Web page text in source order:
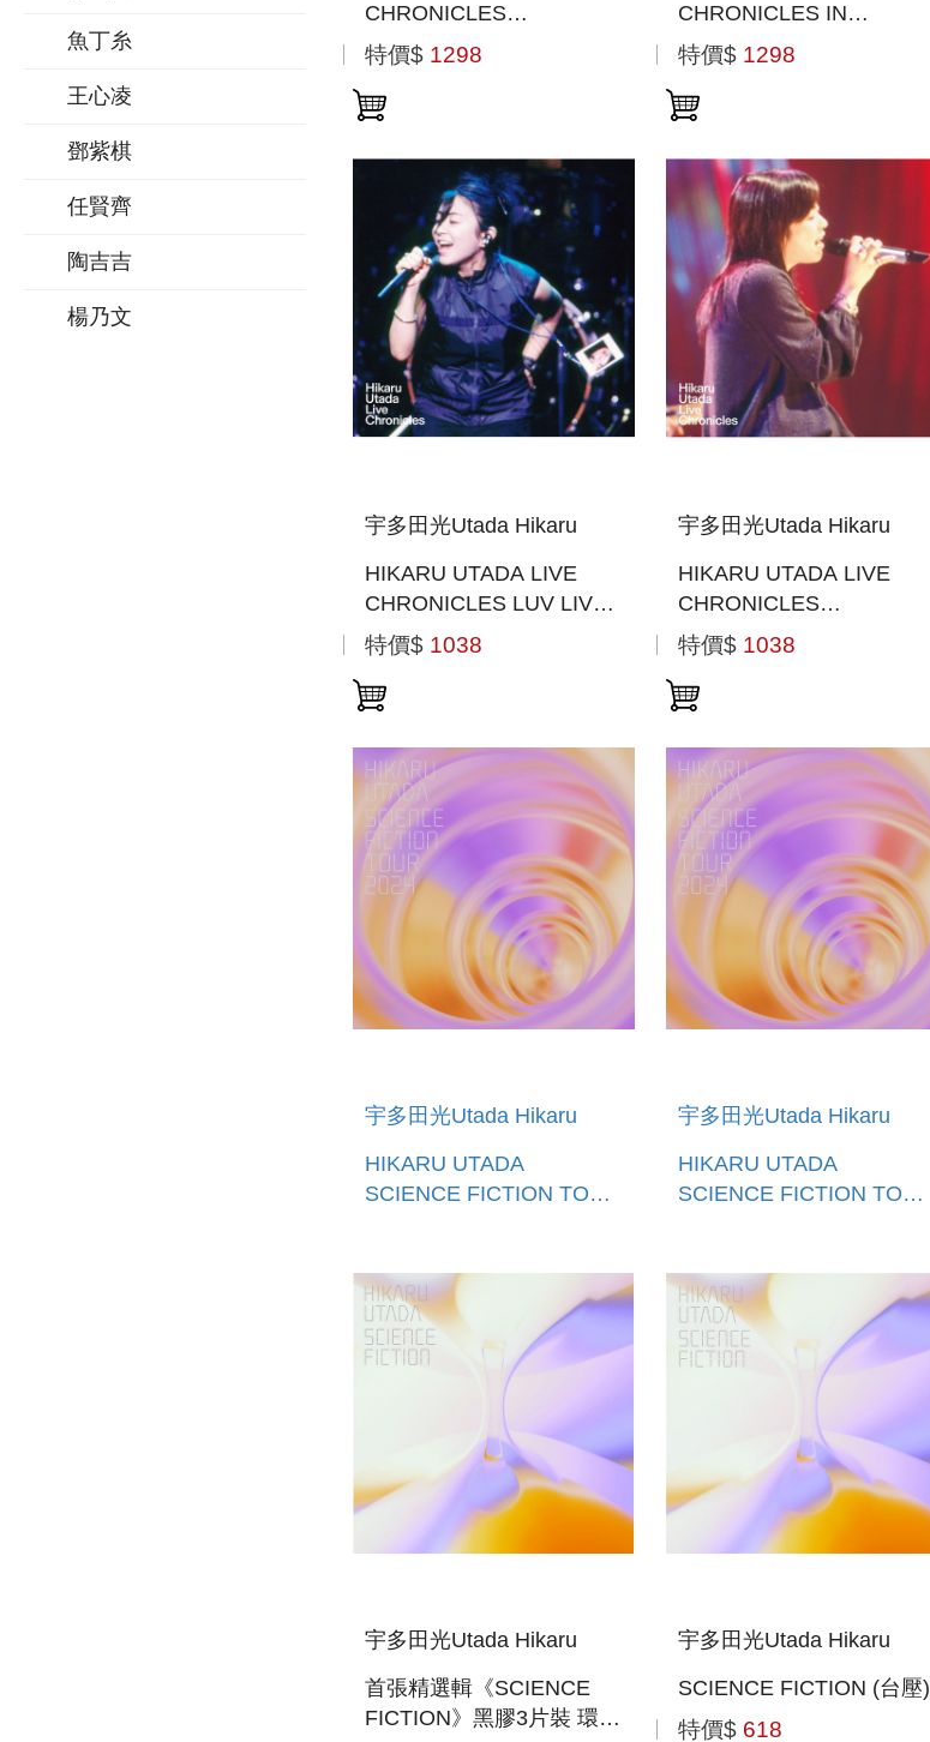
魚丁糸
王心凌
鄧紫棋
任賢齊
陶吉吉
楊乃文
CHRONICLES
BOHEMIAN SUMMER
2000 (日本進口版((BLU-
RAY))
特價$ 1298
CHRONICLES IN
BUDOKAN 2004 (日本進
口版(BLU-RAY))
特價$ 1298
宇多田光Utada Hikaru
HIKARU UTADA LIVE
CHRONICLES LUV LIVE
(1999) (日本進口版(BLU-
RAY))
特價$ 1038
宇多田光Utada Hikaru
HIKARU UTADA LIVE
CHRONICLES
UNPLUGGED (2001) (日
本進口BLU-RAY)
特價$ 1038
宇多田光Utada Hikaru
HIKARU UTADA
SCIENCE FICTION TOUR
RAY+2CD+SPECIAL
PACKAGE)
宇多田光Utada Hikaru
HIKARU UTADA
SCIENCE FICTION TOUR
宇多田光Utada Hikaru
首張精選輯《SCIENCE
FICTION》黑膠3片裝 環球
宇多田光Utada Hikaru
SCIENCE FICTION (台壓)
特價$ 618